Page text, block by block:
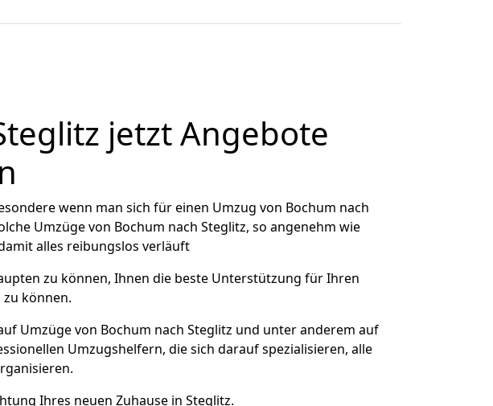
jetzt Angebote
wenn man sich für einen Umzug von Bochum nach
Umzüge von Bochum nach Steglitz, so angenehm wie
alles reibungslos verläuft
zu können, Ihnen die beste Unterstützung für Ihren
können.
Umzüge von Bochum nach Steglitz und unter anderem auf
Umzugshelfern, die sich darauf spezialisieren, alle
Ihres neuen Zuhause in Steglitz.